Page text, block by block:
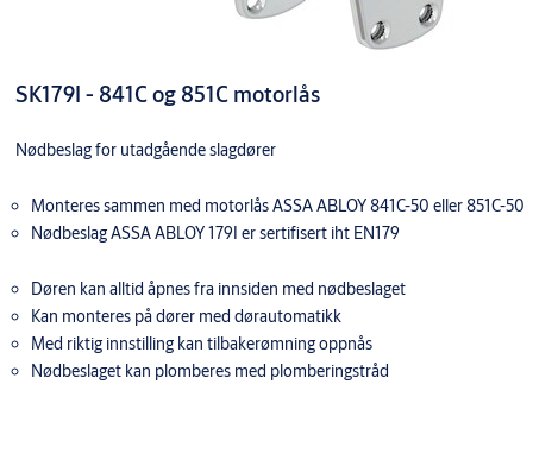
SK179I - 841C og 851C motorlås
Nødbeslag for utadgående slagdører
Monteres sammen med motorlås ASSA ABLOY 841C-50 eller 851C-50
Nødbeslag ASSA ABLOY 179I er sertifisert iht EN179
Døren kan alltid åpnes fra innsiden med nødbeslaget
Kan monteres på dører med dørautomatikk
Med riktig innstilling kan tilbakerømning oppnås
Nødbeslaget kan plomberes med plomberingstråd